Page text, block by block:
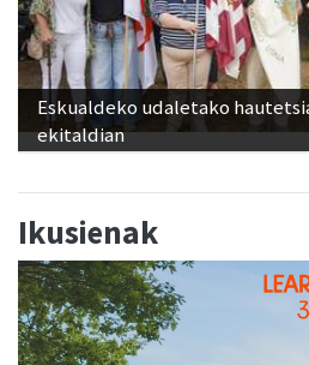
Eskualdeko udaletako
ekitaldian
Ikusienak